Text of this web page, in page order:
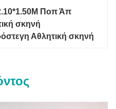
Ποπ Άπ
σκηνή
Αθλητική σκηνή